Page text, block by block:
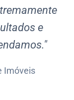
e
Imóveis